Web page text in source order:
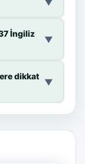
▼
İngiliz
▼
dikkat
▼